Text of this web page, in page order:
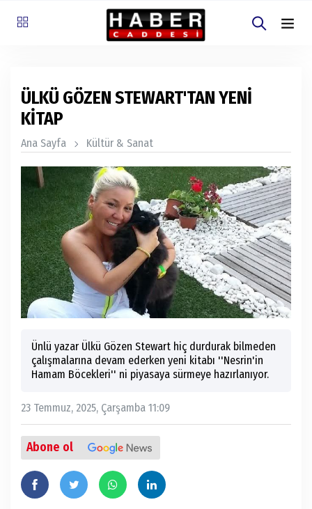
ÜLKÜ GÖZEN STEWART'TAN YENİ
KİTAP
Ana Sayfa Kültür & Sanat
Ünlü yazar Ülkü Gözen Stewart hiç durdurak bilmeden
çalışmalarına devam ederken yeni kitabı ''Nesrin'in
Hamam Böcekleri'' ni piyasaya sürmeye hazırlanıyor.
23 Temmuz, 2025, Çarşamba 11:09
Abone ol